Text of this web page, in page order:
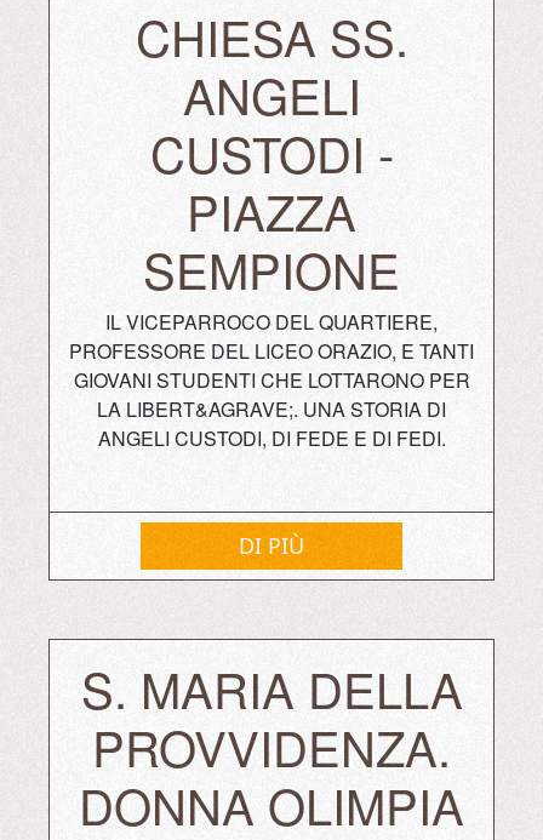
CHIESA SS.
ANGELI
CUSTODI -
PIAZZA
SEMPIONE
IL VICEPARROCO DEL QUARTIERE,
PROFESSORE DEL LICEO ORAZIO, E TANTI
GIOVANI STUDENTI CHE LOTTARONO PER
LA LIBERT&AGRAVE;. UNA STORIA DI
ANGELI CUSTODI, DI FEDE E DI FEDI.
DI PIÙ
S. MARIA DELLA
PROVVIDENZA.
DONNA OLIMPIA